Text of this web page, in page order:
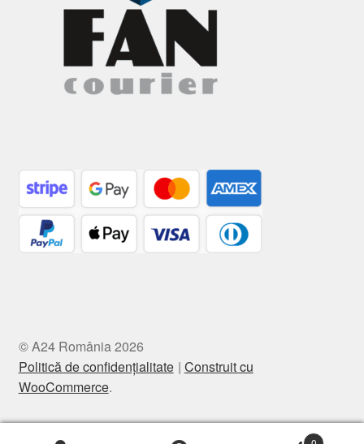
© A24 România 2026
Politică de confidențialitate Construit cu
WooCommerce.